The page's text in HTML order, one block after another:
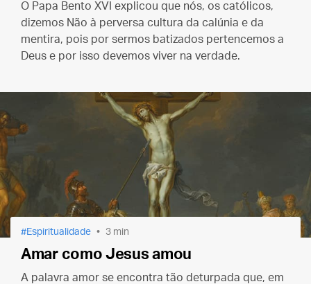
O Papa Bento XVI explicou que nós, os católicos,
dizemos Não à perversa cultura da calúnia e da
mentira, pois por sermos batizados pertencemos a
Deus e por isso devemos viver na verdade.
Espiritualidade 3 min
Amar como Jesus amou
A palavra amor se encontra tão deturpada que, em